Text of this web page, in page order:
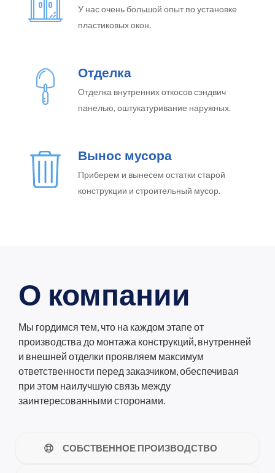
У нас очень большой опыт по установке
пластиковых окон.
Отделка
Отделка внутренних откосов сэндвич
панелью, оштукатуривание наружных.
Вынос мусора
Приберем и вынесем остатки старой
конструкции и строительный мусор.
О компании
Мы гордимся тем, что на каждом этапе от
производства до монтажа конструкций, внутренней
и внешней отделки проявляем максимум
ответственности перед заказчиком, обеспечивая
при этом наилучшую связь между
заинтересованными сторонами.
СОБСТВЕННОЕ ПРОИЗВОДСТВО